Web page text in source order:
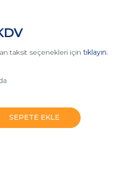
taksit seçenekleri için tıklayın.
SEPETE EKLE